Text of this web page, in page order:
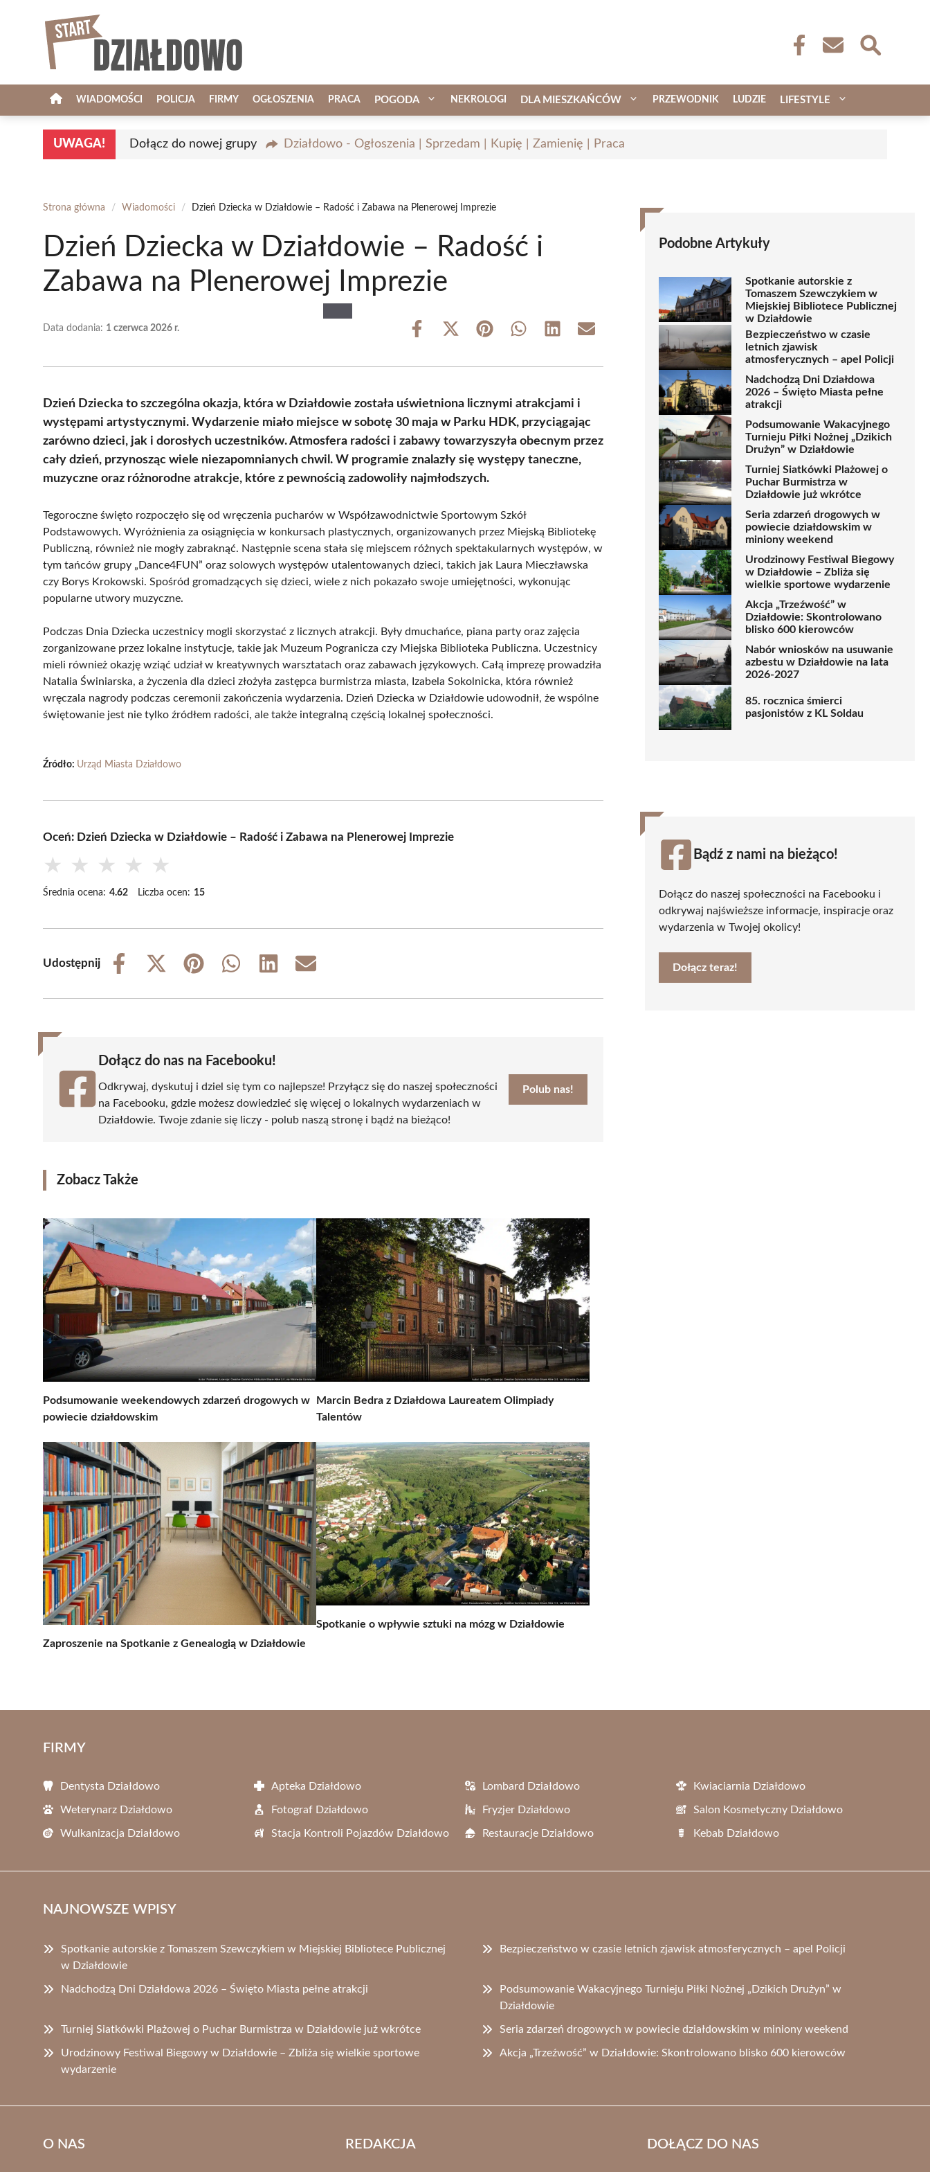
WIADOMOŚCI POLICJA FIRMY OGŁOSZENIA PRACA POGODA NEKROLOGI DLA MIESZKAŃCÓW PRZEWODNIK LUDZIE LIFESTYLE
UWAGA! Dołącz do nowej grupy Działdowo - Ogłoszenia | Sprzedam | Kupię | Zamienię | Praca
Strona główna / Wiadomości / Dzień Dziecka w Działdowie – Radość i Zabawa na Plenerowej Imprezie
Dzień Dziecka w Działdowie – Radość i
Zabawa na Plenerowej Imprezie
Data dodania: 1 czerwca 2026 r.
Share
Share
(Twitter)
Share Share Share Share
Dzień Dziecka to szczególna okazja, która w Działdowie została uświetniona licznymi atrakcjami i
występami artystycznymi. Wydarzenie miało miejsce w sobotę 30 maja w Parku HDK, przyciągając
zarówno dzieci, jak i dorosłych uczestników. Atmosfera radości i zabawy towarzyszyła obecnym przez
cały dzień, przynosząc wiele niezapomnianych chwil. W programie znalazły się występy taneczne,
muzyczne oraz różnorodne atrakcje, które z pewnością zadowoliły najmłodszych.
Tegoroczne święto rozpoczęło się od wręczenia pucharów w Współzawodnictwie Sportowym Szkół
Podstawowych. Wyróżnienia za osiągnięcia w konkursach plastycznych, organizowanych przez Miejską Bibliotekę
Publiczną, również nie mogły zabraknąć. Następnie scena stała się miejscem różnych spektakularnych występów, w
tym tańców grupy „Dance4FUN” oraz solowych występów utalentowanych dzieci, takich jak Laura Mieczławska
czy Borys Krokowski. Spośród gromadzących się dzieci, wiele z nich pokazało swoje umiejętności, wykonując
popularne utwory muzyczne.
Podczas Dnia Dziecka uczestnicy mogli skorzystać z licznych atrakcji. Były dmuchańce, piana party oraz zajęcia
zorganizowane przez lokalne instytucje, takie jak Muzeum Pogranicza czy Miejska Biblioteka Publiczna. Uczestnicy
mieli również okazję wziąć udział w kreatywnych warsztatach oraz zabawach językowych. Całą imprezę prowadziła
Natalia Świniarska, a życzenia dla dzieci złożyła zastępca burmistrza miasta, Izabela Sokolnicka, która również
wręczala nagrody podczas ceremonii zakończenia wydarzenia. Dzień Dziecka w Działdowie udowodnił, że wspólne
świętowanie jest nie tylko źródłem radości, ale także integralną częścią lokalnej społeczności.
Źródło: Urząd Miasta Działdowo
Oceń: Dzień Dziecka w Działdowie – Radość i Zabawa na Plenerowej Imprezie
★ ★ ★ ★ ★
Średnia ocena: 4.62 Liczba ocen: 15
Udostępnij
Share
Share
(Twitter)
Share
Share
Share
Share
Dołącz do nas na Facebooku!
Odkrywaj, dyskutuj i dziel się tym co najlepsze! Przyłącz się do naszej społeczności
na Facebooku, gdzie możesz dowiedzieć się więcej o lokalnych wydarzeniach w
Działdowie. Twoje zdanie się liczy - polub naszą stronę i bądź na bieżąco!
Polub nas!
Zobacz Także
Podsumowanie weekendowych zdarzeń drogowych w
powiecie działdowskim
Marcin Bedra z Działdowa Laureatem Olimpiady
Talentów
Zaproszenie na Spotkanie z Genealogią w Działdowie
Spotkanie o wpływie sztuki na mózg w Działdowie
Podobne Artykuły
Spotkanie autorskie z
Tomaszem Szewczykiem w
Miejskiej Bibliotece Publicznej
w Działdowie
Bezpieczeństwo w czasie
letnich zjawisk
atmosferycznych – apel Policji
Nadchodzą Dni Działdowa
2026 – Święto Miasta pełne
atrakcji
Podsumowanie Wakacyjnego
Turnieju Piłki Nożnej „Dzikich
Drużyn” w Działdowie
Turniej Siatkówki Plażowej o
Puchar Burmistrza w
Działdowie już wkrótce
Seria zdarzeń drogowych w
powiecie działdowskim w
miniony weekend
Urodzinowy Festiwal Biegowy
w Działdowie – Zbliża się
wielkie sportowe wydarzenie
Akcja „Trzeźwość” w
Działdowie: Skontrolowano
blisko 600 kierowców
Nabór wniosków na usuwanie
azbestu w Działdowie na lata
2026-2027
85. rocznica śmierci
pasjonistów z KL Soldau
Bądź z nami na bieżąco!
Dołącz do naszej społeczności na Facebooku i
odkrywaj najświeższe informacje, inspiracje oraz
wydarzenia w Twojej okolicy!
Dołącz teraz!
FIRMY
Dentysta Działdowo Apteka Działdowo Lombard Działdowo Kwiaciarnia Działdowo
Weterynarz Działdowo Fotograf Działdowo Fryzjer Działdowo Salon Kosmetyczny Działdowo
Wulkanizacja Działdowo Stacja Kontroli Pojazdów Działdowo Restauracje Działdowo Kebab Działdowo
NAJNOWSZE WPISY
Spotkanie autorskie z Tomaszem Szewczykiem w Miejskiej Bibliotece Publicznej
w Działdowie
Bezpieczeństwo w czasie letnich zjawisk atmosferycznych – apel Policji
Nadchodzą Dni Działdowa 2026 – Święto Miasta pełne atrakcji
Podsumowanie Wakacyjnego Turnieju Piłki Nożnej „Dzikich Drużyn” w
Działdowie
Turniej Siatkówki Plażowej o Puchar Burmistrza w Działdowie już wkrótce Seria zdarzeń drogowych w powiecie działdowskim w miniony weekend
Urodzinowy Festiwal Biegowy w Działdowie – Zbliża się wielkie sportowe
wydarzenie
Akcja „Trzeźwość” w Działdowie: Skontrolowano blisko 600 kierowców
O NAS REDAKCJA DOŁĄCZ DO NAS